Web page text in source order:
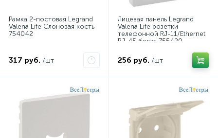
Рамка 2-постовая Legrand
Valena Life Слоновая кость
754042
317 руб. /шт
Лицевая панель Legrand
Valena Life розетки
телефонной RJ-11/Ethernet
RJ-45 белая 755420
256 руб. /шт